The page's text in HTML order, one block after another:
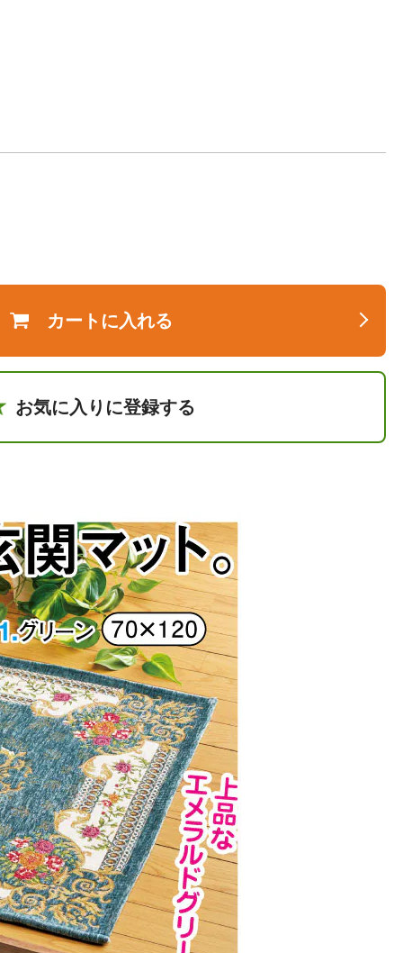
カートに入れる
お気に入りに登録する